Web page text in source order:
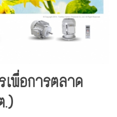
พื่อการตลาด